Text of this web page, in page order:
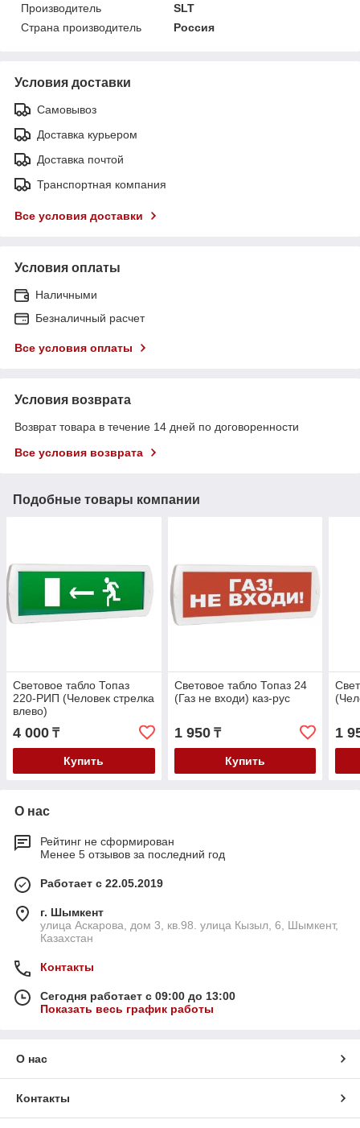
Производитель
SLT
Страна производитель
Россия
Условия доставки
Самовывоз
Доставка курьером
Доставка почтой
Транспортная компания
Все условия доставки
Условия оплаты
Наличными
Безналичный расчет
Все условия оплаты
Условия возврата
Возврат товара в течение 14 дней по договоренности
Все условия возврата
Подобные товары компании
Световое табло Топаз
220-РИП (Человек стрелка
влево)
4 000 ₸
Купить
Световое табло Топаз 24
(Газ не входи) каз-рус
1 950₸
Купить
1
О нас
Рейтинг не сформирован
Менее 5 отзывов за последний год
Работает с 22.05.2019
г. Шымкент
улица Аскарова, дом 3, кв.98. улица Кызыл, 6, Шымкент,
Казахстан
Контакты
Сегодня работает с 09:00 до 13:00
Показать весь график работы
О нас
Контакты